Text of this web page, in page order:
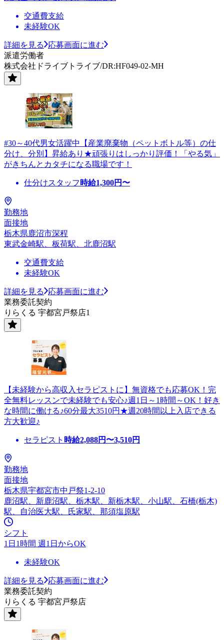
交通費支給
未経験OK
詳細を見る
応募画面に進む
派遣労働者
株式会社ドライブトライブ/DR:HF049-02-MH
#30～40代男女活躍中【産業廃棄物（ペットボトル等）の仕
分け、分別】昇給あり★頑張りはしっかり評価！「やる気」
がきちんとカタチになる職場です！
仕分けスタッフ 時給1,300円〜
勤務地
面接地
栃木県鹿沼市深程
東武金崎駅、板荷駅、北鹿沼駅
交通費支給
未経験OK
詳細を見る
応募画面に進む
業務委託契約
りらくる 宇都宮戸祭店1
【未経験から高収入セラピストに】無資格でも応募OK！完
全無料レッスンで未経験でも安心♪週1日～1時間～OK！好き
な時間に働ける♪60分最大3510円★週20時間以上入店できる
方大歓迎♪
セラピスト 時給2,088円〜3,510円
勤務地
面接地
栃木県宇都宮市中戸祭1-2-10
鹿沼駅、新鹿沼駅、栃木駅、新栃木駅、小山駅、石橋(栃木)
駅、自治医大駅、氏家駅、那須塩原駅
シフト
1日1時間 週1日からOK
未経験OK
詳細を見る
応募画面に進む
業務委託契約
りらくる 宇都宮戸祭店